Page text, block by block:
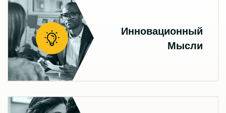
Инновационный
Мысли